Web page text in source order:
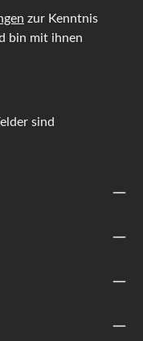
zur Kenntnis
bin mit ihnen
sind